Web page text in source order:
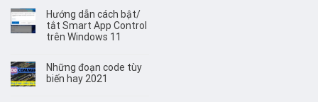
Hướng dẫn cách bật/
tắt Smart App Control
trên Windows 11
Những đoạn code tùy
biến hay 2021